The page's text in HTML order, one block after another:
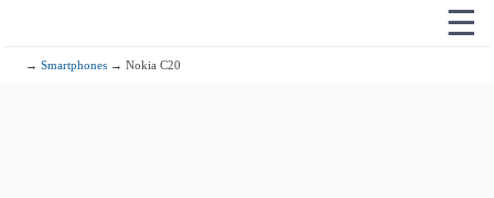
☰
→Smartphones → Nokia C20